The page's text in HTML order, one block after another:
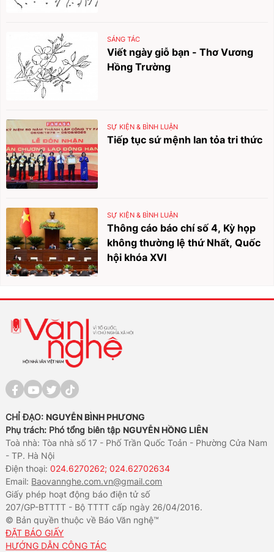
SÁNG TÁC
Viết ngày giỗ bạn - Thơ Vương
Hồng Trường
SỰ KIỆN & BÌNH LUẬN
Tiếp tục sứ mệnh lan tỏa tri thức
SỰ KIỆN & BÌNH LUẬN
Thông cáo báo chí số 4, Kỳ họp
không thường lệ thứ Nhất, Quốc
hội khóa XVI
CHỈ ĐẠO: NGUYỄN BÌNH PHƯƠNG
Phụ trách: Phó tổng biên tập NGUYỄN HỒNG LIÊN
Toà nhà: Tòa nhà số 17 - Phố Trần Quốc Toản - Phường Cửa Nam
- TP. Hà Nội
Điện thoại:024.6270262; 024.62702634
Email: Baovannghe.com.vn@gmail.com
Giấy phép hoạt động báo điện tử số
207/GP-BTTTT - Bộ TTTT cấp ngày 26/04/2016.
© Bản quyền thuộc về Báo Văn nghệ™
ĐẶT BÁO GIẤY
HƯỚNG DẪN CÔNG TÁC